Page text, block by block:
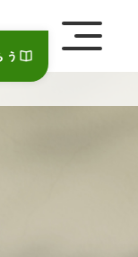
う
およびご質問